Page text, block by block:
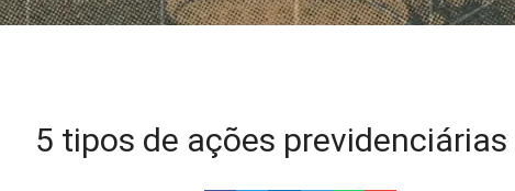
5 tipos de ações